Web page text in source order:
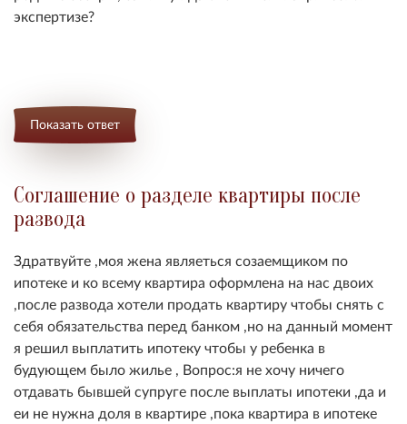
экспертизе?
Показать ответ
Соглашение о разделе квартиры после
развода
Здратвуйте ,моя жена являеться созаемщиком по
ипотеке и ко всему квартира оформлена на нас двоих
,после развода хотели продать квартиру чтобы снять с
себя обязательства перед банком ,но на данный момент
я решил выплатить ипотеку чтобы у ребенка в
будующем было жилье , Вопрос:я не хочу ничего
отдавать бывшей супруге после выплаты ипотеки ,да и
еи не нужна доля в квартире ,пока квартира в ипотеке